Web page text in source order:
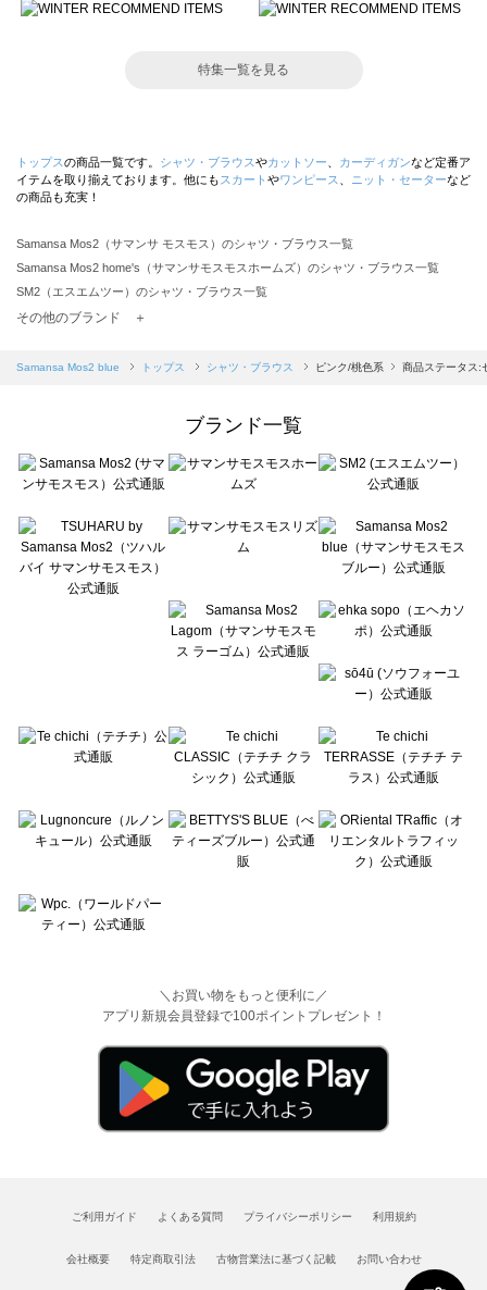
特集一覧を見る
トップスの商品一覧です。 シャツ・ブラウスやカットソー カーディガンなど定番ア
イテムを取り揃えております。他にも スカート やワンピース ニット・セーターなど
の商品も充実！
Samansa Mos2（サマンサ モスモス）のシャツ・ブラウス一覧
Samansa Mos2 home's（サマンサモスモスホームズ）のシャツ・ブラウス一覧
SM2（エスエムツー）のシャツ・ブラウス一覧
Samansa Mos2 blue（サマンサモスモス ブルー）のシャツ・ブラウス一覧
sō4ū（ソウフォーユー）のシャツ・ブラウス一覧
Te chichi（テチチ）のシャツ・ブラウス一覧
Te chichi CLASSIC（テチチ クラシック）のシャツ・ブラウス一覧
Lugnoncure（ルノンキュール）のシャツ・ブラウス一覧
BETTY'S BLUE（べティーズブルー）のシャツ・ブラウス一覧
Wpc.（ワールドパーティー）のシャツ・ブラウス一覧
その他のブランド ＋
Samansa Mos2 blue トップス シャツ・ブラウス ピンク/桃色系 商品ステータス:
ブランド一覧
＼お買い物をもっと便利に／
アプリ新規会員登録で100ポイントプレゼント！
ご利用ガイド よくある質問 プライバシーポリシー 利用規約
会社概要 特定商取引法 古物営業法に基づく記載 お問い合わせ